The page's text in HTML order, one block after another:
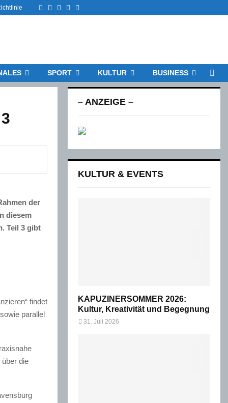
Facebook
TwitterInstagram
Email
SPORT KULTUR BUSINESS
der
diesem
Teil 3 gibt
findet
parallel
die
– ANZEIGE –
KULTUR & EVENTS
KAPUZINERSOMMER 2026:
Kultur, Kreativität und Begegnung
31. Juli 2026